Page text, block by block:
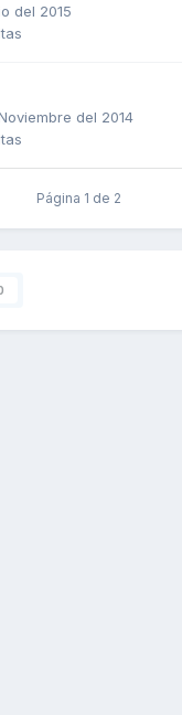
del 2015
del 2014
Página 1 de 2